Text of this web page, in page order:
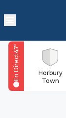
Horbury
Town
49
'
En Direct